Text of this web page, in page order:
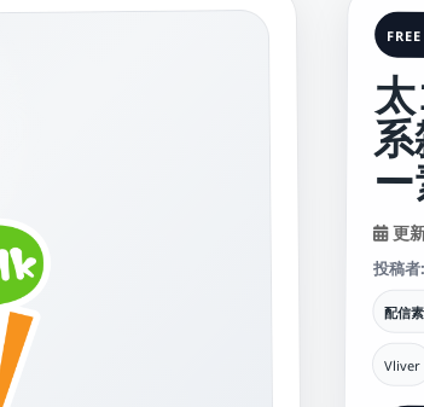
更
投稿
配信
Vliver